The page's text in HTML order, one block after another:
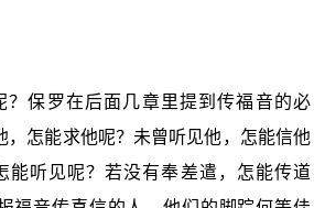
？保罗在后面几章里提到传福音的必
，怎能求他呢？未曾听见他，怎能信他
能听见呢？若没有奉差遣，怎能传道